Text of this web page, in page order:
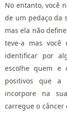
No entanto, você
de um pedaço da
mas ela não
teve-a mas
identificar por
escolhe quem e
positivos que a
incorpore na
carregue o câncer